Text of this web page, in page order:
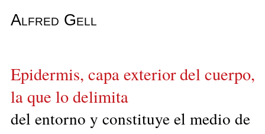
Alfred Gell
Epidermis, capa exterior del cuerpo,
la que lo delimita
del entorno y constituye el medio de